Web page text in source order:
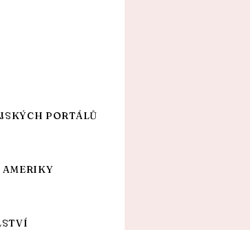
PORTÁLŮ
AMERIKY